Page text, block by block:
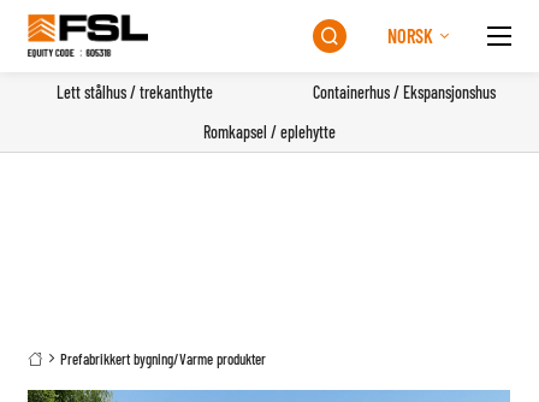
 NORSK
Lett stålhus / trekanthytte
Containerhus / Ekspansjonshus
Romkapsel / eplehytte
 Prefabrikkert bygning/Varme produkter